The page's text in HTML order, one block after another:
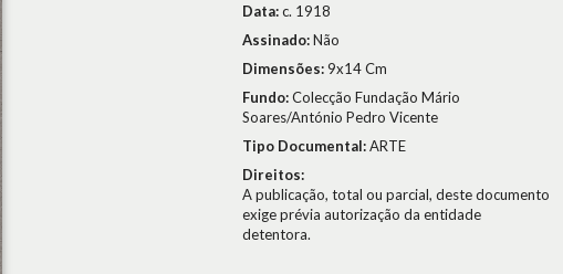
Data:c. 1918
Assinado:Não
Dimensões:9x14 Cm
Fundo:Colecção Fundação Mário
Soares/António Pedro Vicente
Tipo Documental:ARTE
Direitos:
A publicação, total ou parcial, deste documento
exige prévia autorização da entidade
detentora.